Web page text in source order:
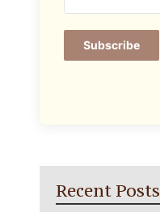
Subscribe
Recent Posts